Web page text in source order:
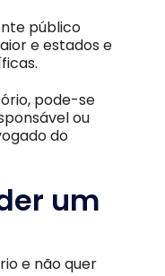
público
e estados e
pode-se
ou
do
um
e não quer